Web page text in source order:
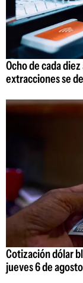
Ocho de cada
extracciones se
Cotización dólar
jueves 6 de agosto